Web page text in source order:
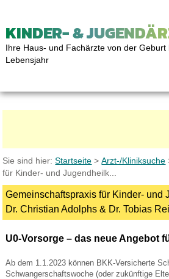
KINDER- &
Ihre Haus- und Fachärzte von der Geburt
Lebensjahr
Sie sind hier:Startseite >Arzt-/Kliniksuche
für Kinder- und Jugendheilk...
Gemeinschaftspraxis für Kinder- und
Dr. Christian Adolphs & Dr. Tobias
U0-Vorsorge – das neue Angebot
Ab dem 1.1.2023 können BKK-Versicherte
Schwangerschaftswoche (oder zukünftige